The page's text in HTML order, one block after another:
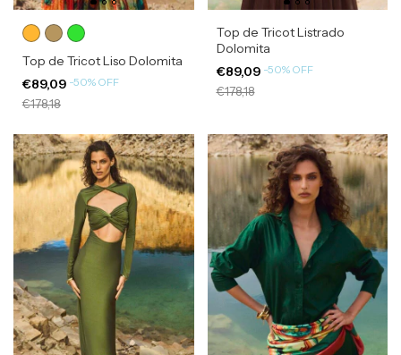
Top de Tricot Liso Dolomita
€89,09 -50% OFF
€178,18
Top de Tricot Listrado
Dolomita
€89,09 -50% OFF
€178,18